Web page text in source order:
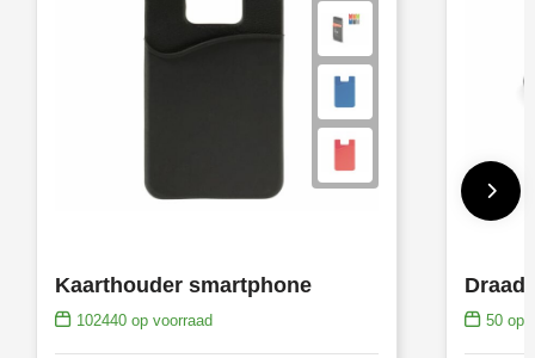
Kaarthouder smartphone
102440op voorraad 50op